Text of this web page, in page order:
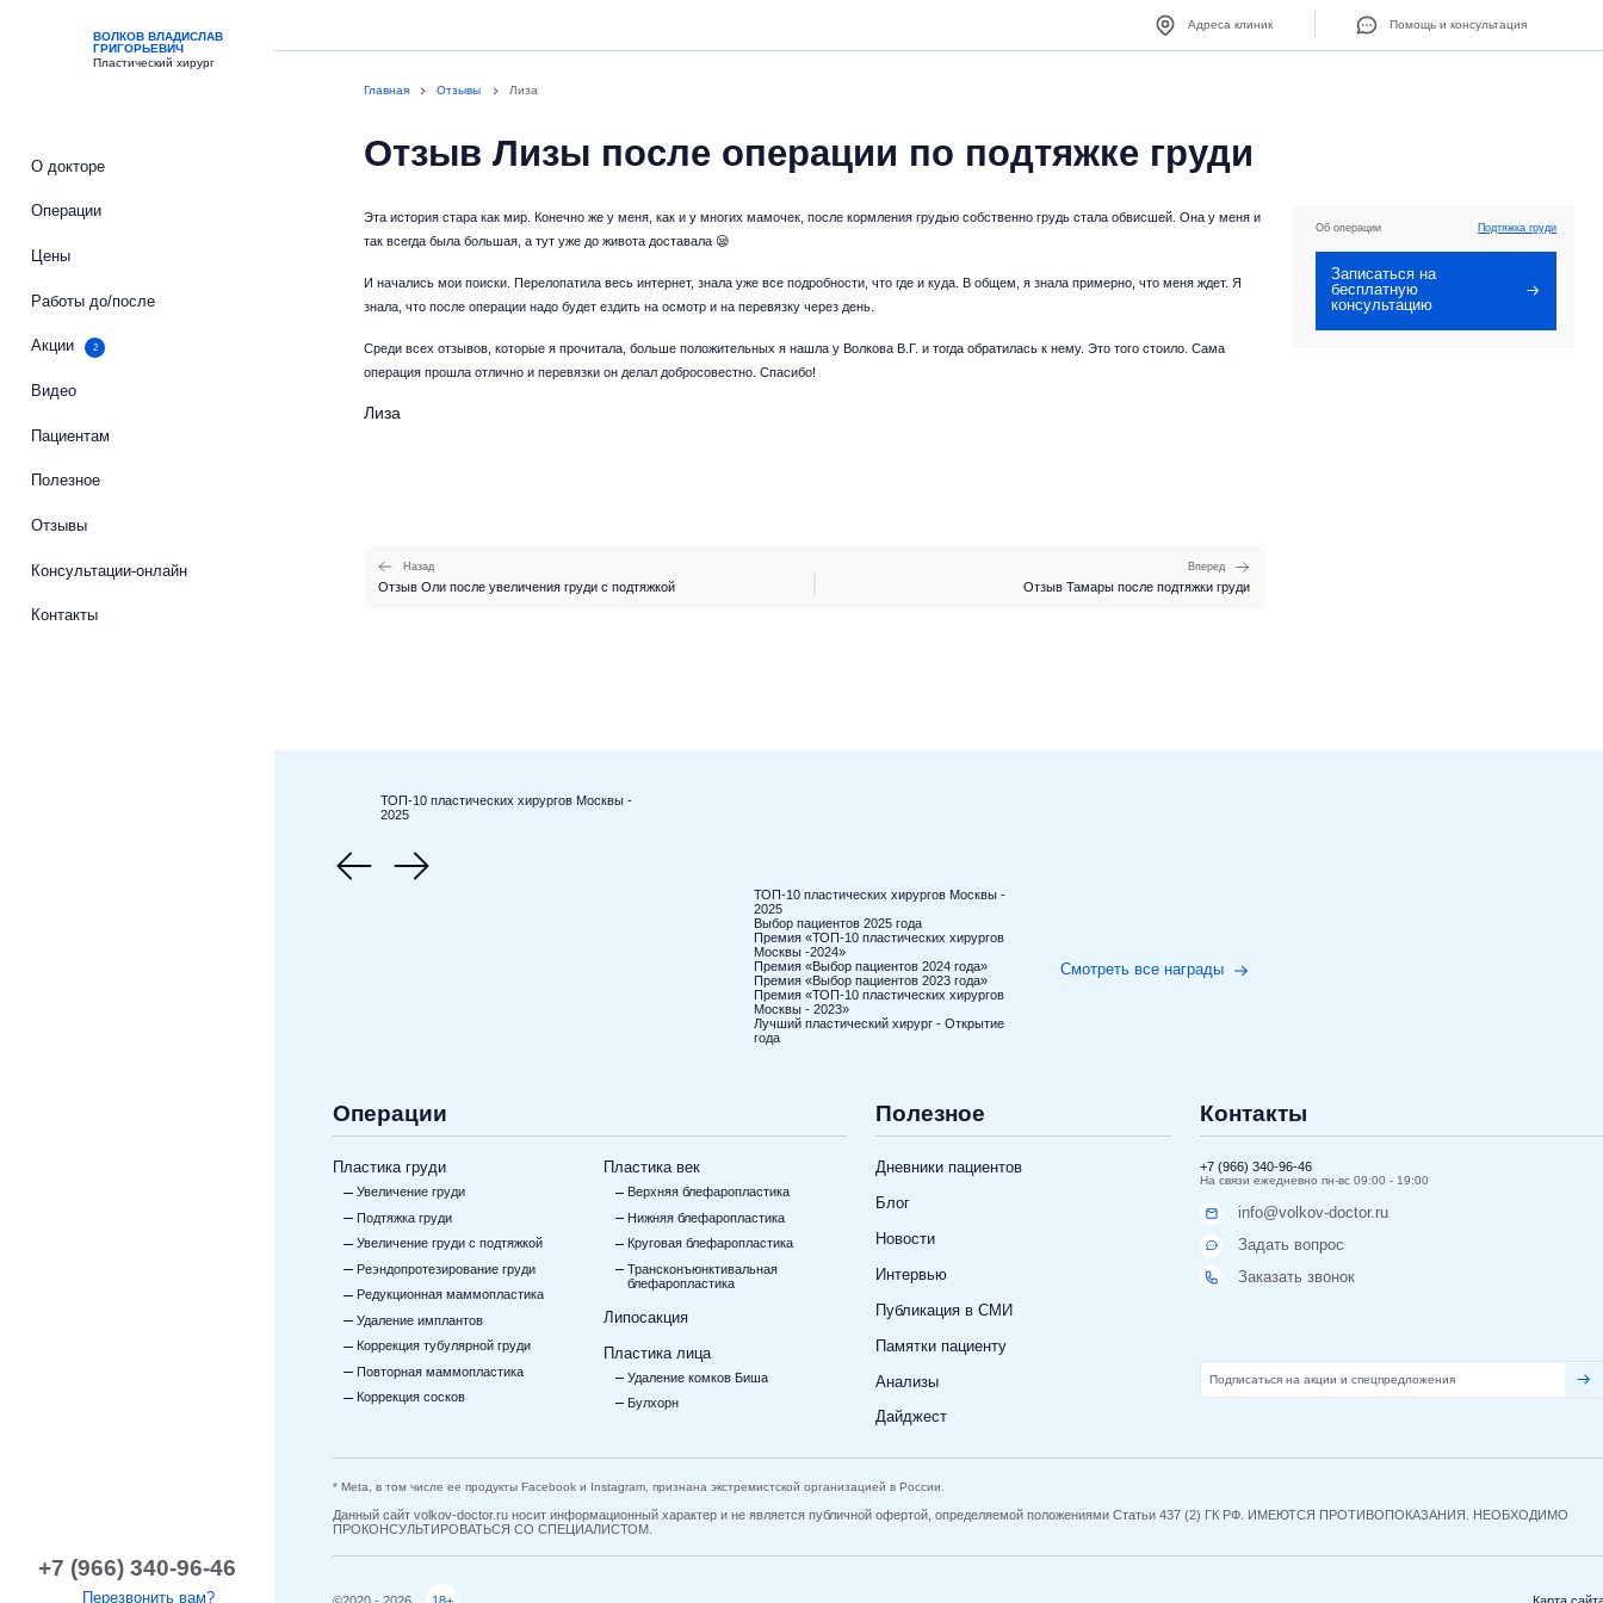
ВОЛКОВ ВЛАДИСЛАВ
ГРИГОРЬЕВИЧ
Пластический хирург
О докторе
Операции
Цены
Работы до/после
Акции 2
Видео
Пациентам
Полезное
Отзывы
Консультации-онлайн
Контакты
+7 (966) 340-96-46
Перезвонить вам?
Адреса клиник Помощь и консультация
Главная Отзывы Лиза
Отзыв Лизы после операции по подтяжке груди
Эта история стара как мир. Конечно же у меня, как и у многих мамочек, после кормления грудью собственно грудь стала обвисшей. Она у меня и
так всегда была большая, а тут уже до живота доставала 😪
И начались мои поиски. Перелопатила весь интернет, знала уже все подробности, что где и куда. В общем, я знала примерно, что меня ждет. Я
знала, что после операции надо будет ездить на осмотр и на перевязку через день.
Среди всех отзывов, которые я прочитала, больше положительных я нашла у Волкова В.Г. и тогда обратилась к нему. Это того стоило. Сама
операция прошла отлично и перевязки он делал добросовестно. Спасибо!
Лиза
Об операции Подтяжка груди
Записаться на
бесплатную
консультацию
Назад
Отзыв Оли после увеличения груди с подтяжкой
Вперед
Отзыв Тамары после подтяжки груди
ТОП-10 пластических хирургов Москвы -
2025
ТОП-10 пластических хирургов Москвы -
2025
Выбор пациентов 2025 года
Премия «ТОП-10 пластических хирургов
Москвы -2024»
Премия «Выбор пациентов 2024 года»
Премия «Выбор пациентов 2023 года»
Премия «ТОП-10 пластических хирургов
Москвы - 2023»
Лучший пластический хирург - Открытие
года
Смотреть все награды
Операции
Пластика груди
Увеличение груди
Подтяжка груди
Увеличение груди с подтяжкой
Реэндопротезирование груди
Редукционная маммопластика
Удаление имплантов
Коррекция тубулярной груди
Повторная маммопластика
Коррекция сосков
Пластика век
Верхняя блефаропластика
Нижняя блефаропластика
Круговая блефаропластика
Трансконъюнктивальная
блефаропластика
Липосакция
Пластика лица
Удаление комков Биша
Булхорн
Полезное
Дневники пациентов
Блог
Новости
Интервью
Публикация в СМИ
Памятки пациенту
Анализы
Дайджест
Контакты
+7 (966) 340-96-46
На связи ежедневно пн-вс 09:00 - 19:00
info@volkov-doctor.ru
Задать вопрос
Заказать звонок
* Meta, в том числе ее продукты Facebook и Instagram, признана экстремистской организацией в России.
Данный сайт volkov-doctor.ru носит информационный характер и не является публичной офертой, определяемой положениями Статьи 437 (2) ГК РФ. ИМЕЮТСЯ ПРОТИВОПОКАЗАНИЯ. НЕОБХОДИМО
ПРОКОНСУЛЬТИРОВАТЬСЯ СО СПЕЦИАЛИСТОМ.